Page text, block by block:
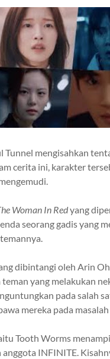
Tunnel mengisahkan
cerita ini, karakter
Woman In Redyang
seorang gadis yang
dibintangi oleh Arin
yang melakukan
pada salah
mereka pada
Tooth Worms
anggota INFINITE.